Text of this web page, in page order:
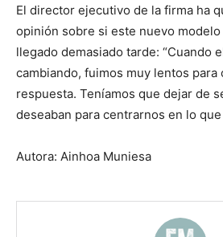
El director ejecutivo de la firma ha
opinión sobre si este nuevo modelo
llegado demasiado tarde: “Cuando
cambiando, fuimos muy lentos para
respuesta. Teníamos que dejar de
deseaban para centrarnos en lo
Autora: Ainhoa Muniesa